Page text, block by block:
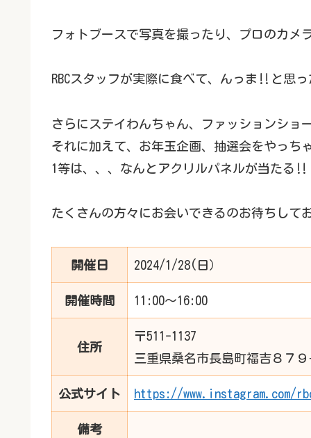
フォトブースで写真を撮ったり、プロのカメ
RBCスタッフが実際に食べて、んっま‼️と思
さらにステイわんちゃん、ファッションショ
それに加えて、お年玉企画、抽選会をやっち
1等は、、、なんとアクリルパネルが当たる‼️
たくさんの方々にお会いできるのお待ちして
開催日 2024/1/28(日）
開催時間 11:00〜16:00
住所
〒511-1137
三重県桑名市長島町福吉８７
公式サイト https://www.instagram.com/
備考